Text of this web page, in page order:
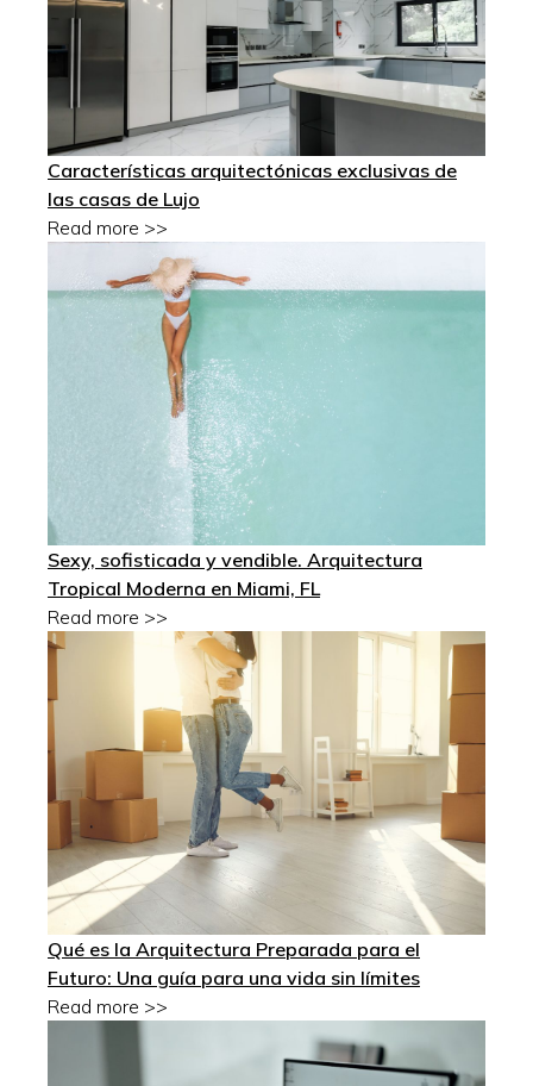
Características arquitectónicas exclusivas de
las casas de Lujo
Read more >>
Sexy, sofisticada y vendible. Arquitectura
Tropical Moderna en Miami, FL
Read more >>
Qué es la Arquitectura Preparada para el
Futuro: Una guía para una vida sin límites
Read more >>